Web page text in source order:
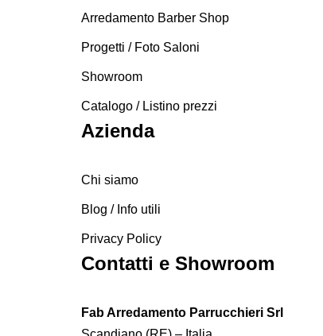
Arredamento Barber Shop
Progetti / Foto Saloni
Showroom
Catalogo / Listino prezzi
Azienda
Chi siamo
Blog / Info utili
Privacy Policy
Contatti e Showroom
Fab Arredamento Parrucchieri Srl